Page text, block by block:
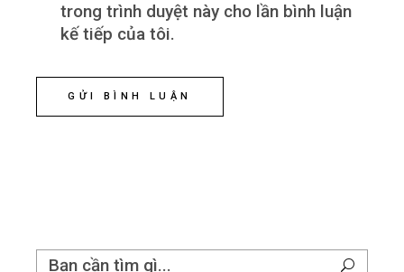
trong trình duyệt này cho lần bình luận
kế tiếp của tôi.
GỬI BÌNH LUẬN